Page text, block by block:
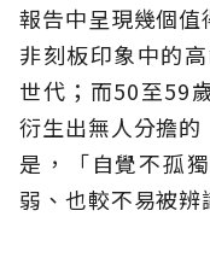
報告中呈現幾個
非刻板印象中的
世代；而50至59
衍生出無人分擔
是，「自覺不孤
弱、也較不易被辨